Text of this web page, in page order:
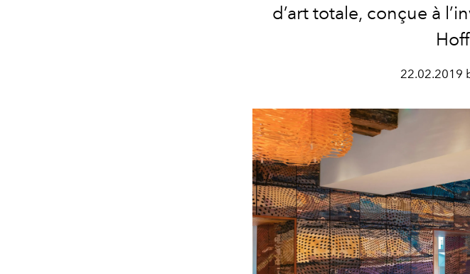
d’art totale, conçue à
22.02.2019